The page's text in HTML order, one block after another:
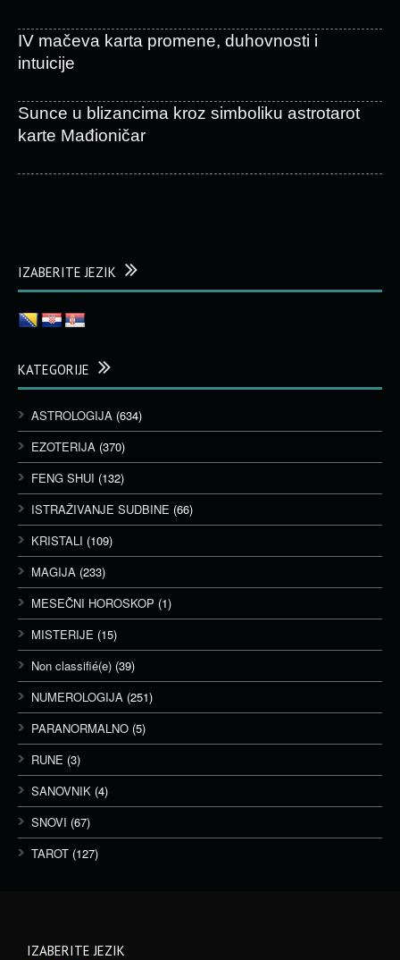
IV mačeva karta promene, duhovnosti i
intuicije
Sunce u blizancima kroz simboliku astrotarot
karte Mađioničar
IZABERITE JEZIK
KATEGORIJE
ASTROLOGIJA (634)
EZOTERIJA (370)
FENG SHUI (132)
ISTRAŽIVANJE SUDBINE (66)
KRISTALI (109)
MAGIJA (233)
MESEČNI HOROSKOP (1)
MISTERIJE (15)
Non classifié(e) (39)
NUMEROLOGIJA (251)
PARANORMALNO (5)
RUNE (3)
SANOVNIK (4)
SNOVI (67)
TAROT (127)
IZABERITE JEZIK